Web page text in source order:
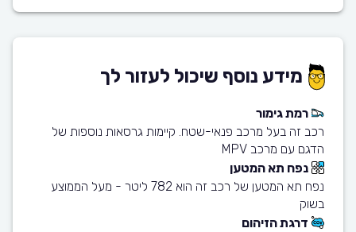
מידע נוסף שיכול לעזור לך
רמת גימור
רכב זה בעל מרכב פנאי-שטח. קיימות גרסאות נוספות של
הדגם עם מרכב MPV
נפח תא המטען
נפח תא המטען של רכב זה הוא 782 ליטר - מעל הממוצע
בשוק
דרגת הזיהום